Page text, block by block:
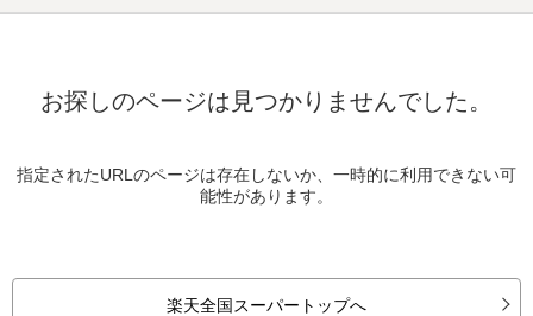
お探しのページは見つかりませんでした。
指定されたURLのページは存在しないか、一時的に利用できない可
能性があります。
楽天全国スーパートップへ